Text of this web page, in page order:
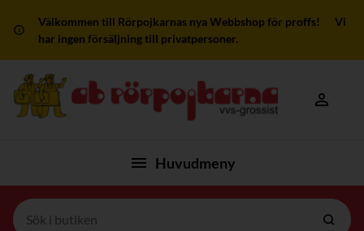
Välkommen till Rörpojkarnas nya Webbshop för proffs! Vi
har ingen försäljning till privatpersoner.
Mitt
Huvudmeny